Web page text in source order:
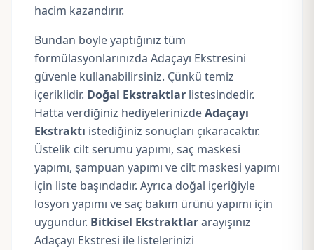
hacim kazandırır.
Bundan böyle yaptığınız tüm
formülasyonlarınızda Adaçayı Ekstresini
güvenle kullanabilirsiniz. Çünkü temiz
içeriklidir. Doğal Ekstraktlar listesindedir.
Hatta verdiğiniz hediyelerinizdeAdaçayı
Ekstraktı istediğiniz sonuçları çıkaracaktır.
Üstelik cilt serumu yapımı, saç maskesi
yapımı, şampuan yapımı ve cilt maskesi yapımı
için liste başındadır. Ayrıca doğal içeriğiyle
losyon yapımı ve saç bakım ürünü yapımı için
uygundur. Bitkisel Ekstraktlararayışınız
Adaçayı Ekstresi ile listelerinizi